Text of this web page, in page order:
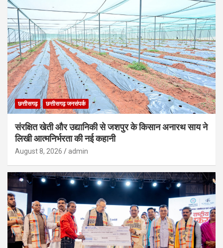
छत्तीसगढ़ छत्तीसगढ़ जनसंपर्क
संरक्षित खेती और उद्यानिकी से जशपुर के किसान अनारथ साय ने
लिखी आत्मनिर्भरता की नई कहानी
August 8, 2026 admin